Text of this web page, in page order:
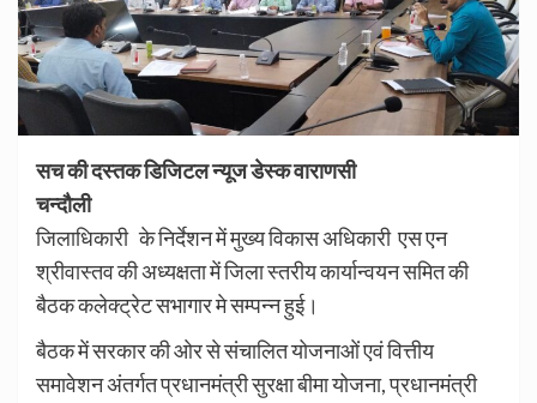
सच की दस्तक डिजिटल न्यूज डेस्क वाराणसी
चन्दौली
जिलाधिकारी के निर्देशन में मुख्य विकास अधिकारी एस एन
श्रीवास्तव की अध्यक्षता में जिला स्तरीय कार्यान्वयन समित की
बैठक कलेक्ट्रेट सभागार मे सम्पन्न हुई।
बैठक में सरकार की ओर से संचालित योजनाओं एवं वित्तीय
समावेशन अंतर्गत प्रधानमंत्री सुरक्षा बीमा योजना, प्रधानमंत्री